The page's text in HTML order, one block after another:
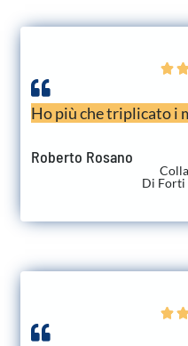

Ho più che triplicato i
Roberto Rosano
Di Forti
